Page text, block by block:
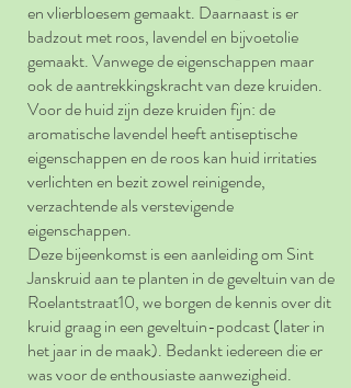
en vlierbloesem gemaakt. Daarnaast is er
badzout met roos, lavendel en bijvoetolie
gemaakt. Vanwege de eigenschappen maar
ook de aantrekkingskracht van deze kruiden.
Voor de huid zijn deze kruiden fijn: de
aromatische lavendel heeft antiseptische
eigenschappen en de roos kan huid irritaties
verlichten en bezit zowel reinigende,
verzachtende als verstevigende
eigenschappen.
Deze bijeenkomst is een aanleiding om Sint
Janskruid aan te planten in de geveltuin van de
Roelantstraat10, we borgen de kennis over dit
kruid graag in een geveltuin-podcast (later in
het jaar in de maak). Bedankt iedereen die er
was voor de enthousiaste aanwezigheid.